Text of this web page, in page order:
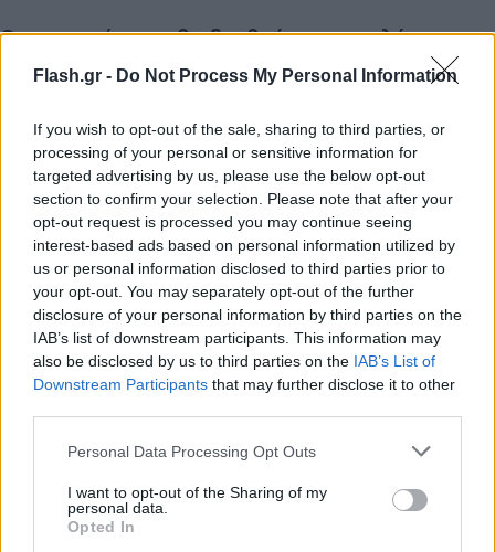
Flash.gr - Do Not Process My Personal Information
If you wish to opt-out of the sale, sharing to third parties, or
processing of your personal or sensitive information for
targeted advertising by us, please use the below opt-out
section to confirm your selection. Please note that after your
opt-out request is processed you may continue seeing
interest-based ads based on personal information utilized by
us or personal information disclosed to third parties prior to
your opt-out. You may separately opt-out of the further
disclosure of your personal information by third parties on the
IAB’s list of downstream participants. This information may
also be disclosed by us to third parties on the IAB’s List of
Downstream Participants that may further disclose it to other
Please note that this website/app uses one or more Google
not limited to your visit or usage behaviour. You may click to
grant or deny consent to Google and its third-party tags to
use your data for below specified purposes in below Google
Personal Data Processing Opt Outs
I want to opt-out of the Sharing of my
personal data.
Opted In
Οι περιοχές που θα δεχθούν τα μεγαλύτερα
ύψη
Η ψυχρή λίμνη στην ανώτερη ατμόσφαιρα σε
συνδυασμό με την έντονη μεταφορά υδρατμών
από το Αιγαίο προς την ηπειρωτική χώρα, όπως
αναφέρθηκε σε πρόσφατη ανακοίνωση του Εθνικού
Αστεροσκοπείου Αθηνών / Meteo.gr, από σήμερα
Δευτέρα (4/9) και για τις επόμενες ημέρες θα
προκαλέσει ισχυρές βροχές και καταιγίδες σε
μεγάλο τμήμα της χώρας μας.